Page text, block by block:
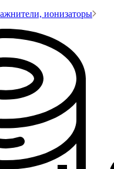
ионизаторы